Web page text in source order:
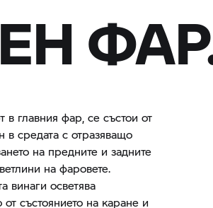
в главния фар, се състои от
средата с отразяващо
на предните и задните
на фаровете.
винаги осветява
състоянието на каране и